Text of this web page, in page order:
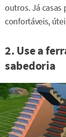
outros. Já casas
confortáveis,
2. Use a
sabedoria